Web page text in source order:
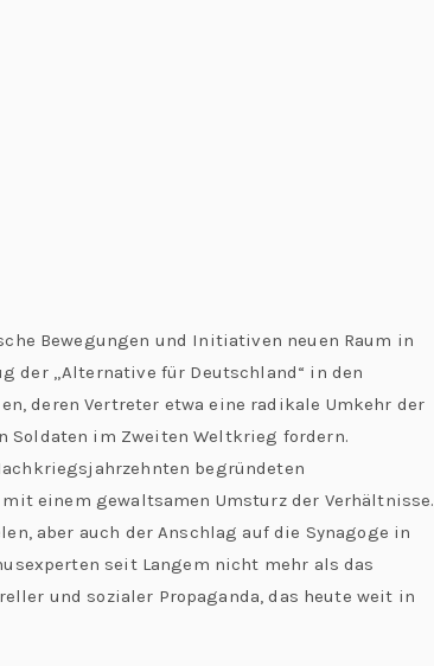
Bewegungen und Initiativen neuen Raum in
der „Alternative für Deutschland“ in den
deren Vertreter etwa eine radikale Umkehr der
Soldaten im Zweiten Weltkrieg fordern.
begründeten
einem gewaltsamen Umsturz der Verhältnisse.
aber auch der Anschlag auf die Synagoge in
seit Langem nicht mehr als das
und sozialer Propaganda, das heute weit in